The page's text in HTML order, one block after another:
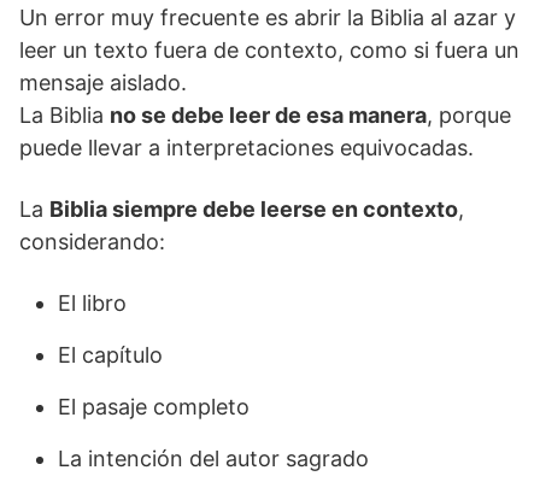
Un error muy frecuente es abrir la Biblia al azar y
leer un texto fuera de contexto, como si fuera un
mensaje aislado.
La Biblia no se debe leer de esa manera, porque
puede llevar a interpretaciones equivocadas.
La Biblia siempre debe leerse en contexto,
considerando:
El libro
El capítulo
El pasaje completo
La intención del autor sagrado